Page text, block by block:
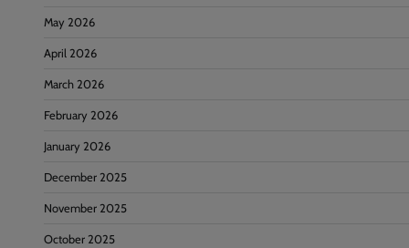
May 2026
April 2026
March 2026
February 2026
January 2026
December 2025
November 2025
October 2025